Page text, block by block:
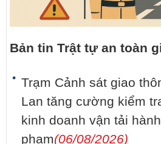
Bản tin Trật tự an toàn
Trạm Cảnh sát giao
Lan tăng cường kiểm
kinh doanh vận tải
phạm(06/08/2026)